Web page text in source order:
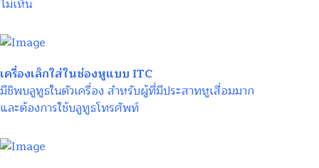
ไม่เห็น
เครื่องเล็กใส่ในช่องหูแบบ ITC
มีชิพบลูทูธในตัวเครื่อง สำหรับผู้ที่มีประสาทหูเสื่อมมาก
และต้องการใช้บลูทูธโทรศัพท์